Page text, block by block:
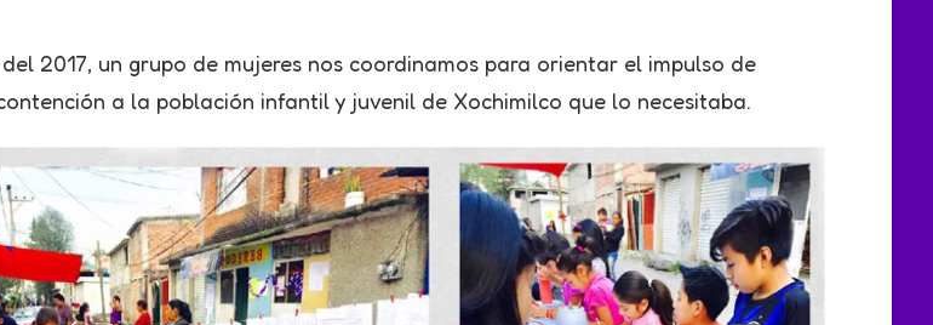
2017, un grupo de mujeres nos coordinamos para orientar el impulso de
a la población infantil y juvenil de Xochimilco que lo necesitaba.